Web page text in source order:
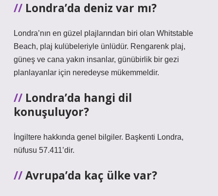
Londra’da deniz var mı?
Londra’nın en güzel plajlarından biri olan Whitstable
Beach, plaj kulübeleriyle ünlüdür. Rengarenk plaj,
güneş ve cana yakın insanlar, günübirlik bir gezi
planlayanlar için neredeyse mükemmeldir.
Londra’da hangi dil
konuşuluyor?
İngiltere hakkında genel bilgiler. Başkenti Londra,
nüfusu 57.411’dir.
Avrupa’da kaç ülke var?